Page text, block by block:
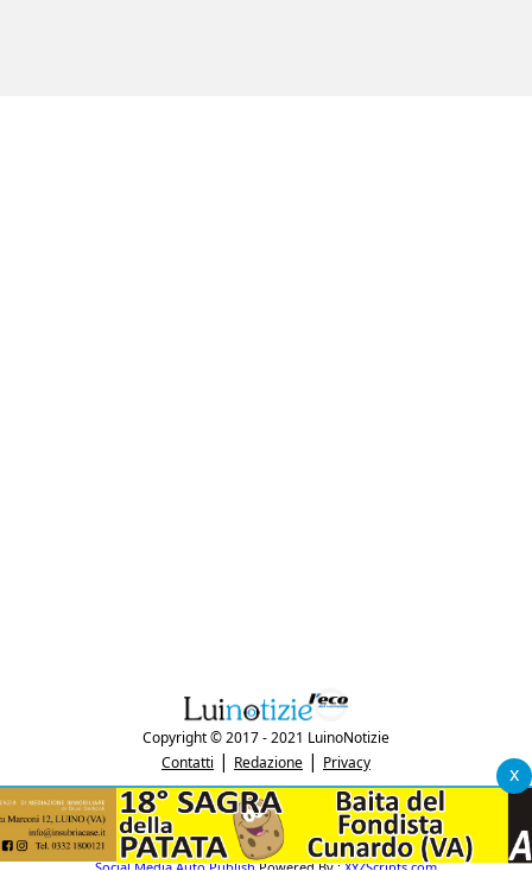
x
Copyright © 2017 - 2021 LuinoNotizie
Contatti | Redazione | Privacy
"Luinonotizie.it è una testata giornalistica iscritta al Registro Stampa del
tribunale di Varese al n. 5/2017 in data 29/6/2017"
P.IVA: 03433740127
Social Media Auto PublishPowered By :XYZScripts.com